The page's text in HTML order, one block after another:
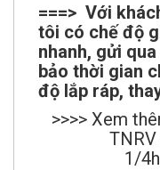
===> Với
tôi có chế độ
nhanh, gửi
bảo thời gian
độ lắp ráp,
>>>> Xem
1/